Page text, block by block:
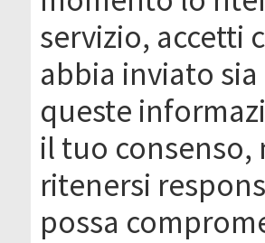
servizio, accetti
abbia inviato
queste
il tuo consenso,
ritenersi
possa